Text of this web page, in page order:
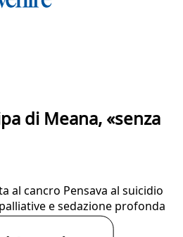
di Meana, «senza
al cancro Pensava al suicidio
e sedazione profonda